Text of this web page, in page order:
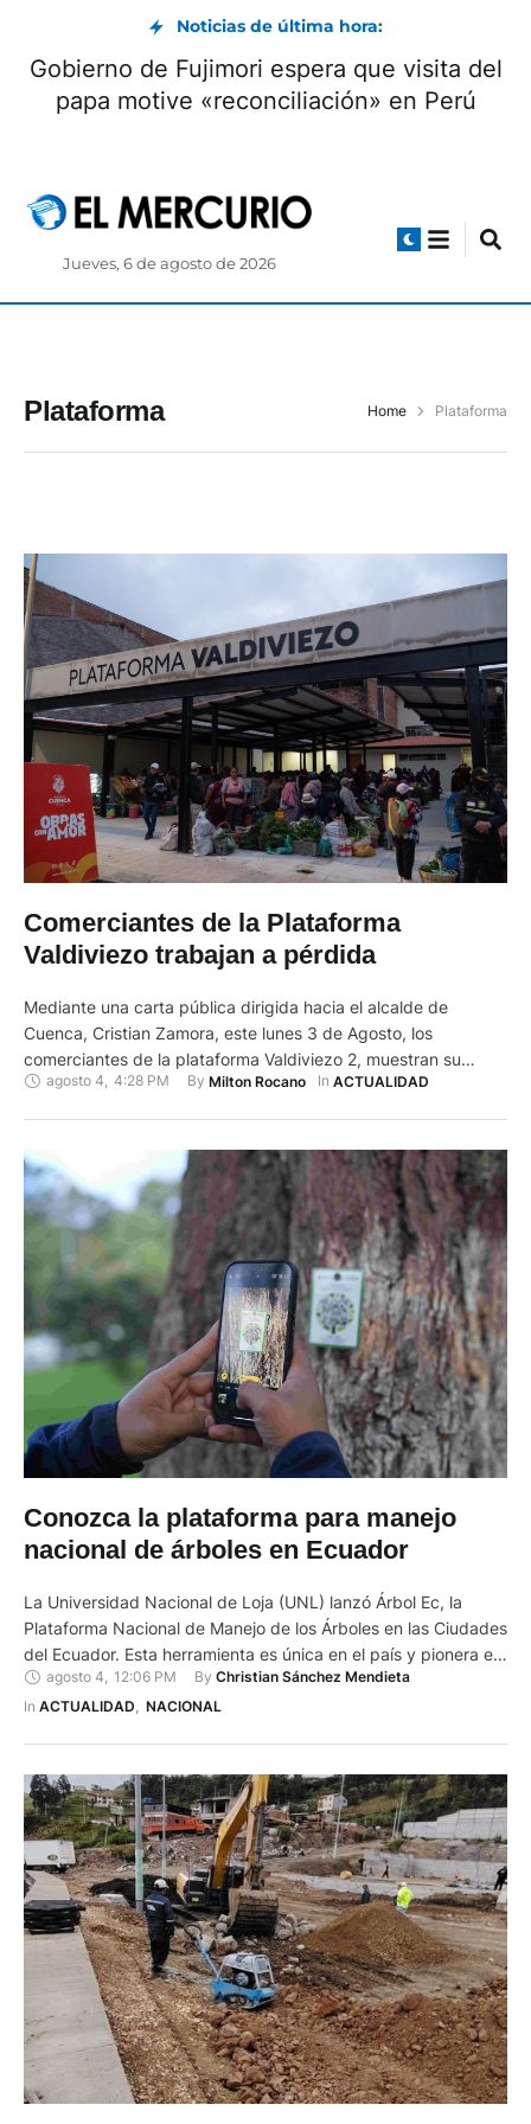
Noticias de última hora:
Gobierno de Fujimori espera que visita del
papa motive «reconciliación» en Perú
Jueves, 6 de agosto de 2026
Plataforma Home Plataforma
Comerciantes de la Plataforma
Valdiviezo trabajan a pérdida
Mediante una carta pública dirigida hacia el alcalde de
Cuenca, Cristian Zamora, este lunes 3 de Agosto, los
comerciantes de la plataforma Valdiviezo 2, muestran su
preocupación ante a falta de clientes; “sus productos se están
plataforma …
agosto 4, 4:28 PM By Milton Rocano In ACTUALIDAD
Conozca la plataforma para manejo
nacional de árboles en Ecuador
La Universidad Nacional de Loja (UNL) lanzó Árbol Ec, la
Plataforma Nacional de Manejo de los Árboles en las Ciudades
del Ecuador. Esta herramienta es única en el país y pionera en
la tecnología ambiental aplicada a la planificación urbana.
Árbol Ec forma parte del Proyecto de Arbolado Urbano
agosto 4 12:06 PM By Christian Sánchez Mendieta
In ACTUALIDAD, NACIONAL